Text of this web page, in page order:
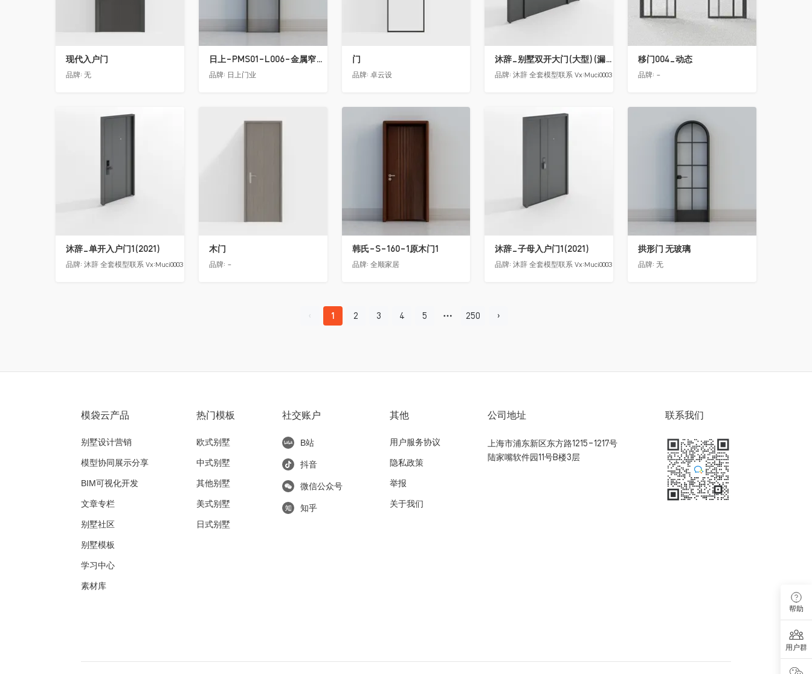
现代入户门
品牌: 无
日上-PMS01-L006-金属窄边玻璃门
品牌: 日上门业
门
品牌: 卓云设
沐辞_别墅双开大门(大型)(漏光加厚度)
品牌:沐辞 全套模型联系 Vx:Muci0003
移门004_动态
品牌: -
沐辞_单开入户门1(2021)
品牌: 沐辞 全套模型联系 Vx:Muci0003
木门
品牌: -
收藏
韩氏-S-160-1原木门1
品牌: 全顺家居
沐辞_子母入户门1(2021)
品牌:沐辞 全套模型联系 Vx:Muci0003
拱形门 无玻璃
品牌:无
1 2 3 4 5 250
模袋云产品
别墅设计营销
模型协同展示分享
BIM可视化开发
文章专栏
别墅社区
别墅模板
学习中心
素材库
热门模板
欧式别墅
中式别墅
其他别墅
美式别墅
日式别墅
社交账户
B站
抖音
微信公众号
知乎
其他
用户服务协议
隐私政策
举报
关于我们
公司地址
上海市浦东新区东方路1215-1217号
陆家嘴软件园11号B楼3层
联系我们
帮助
用户群